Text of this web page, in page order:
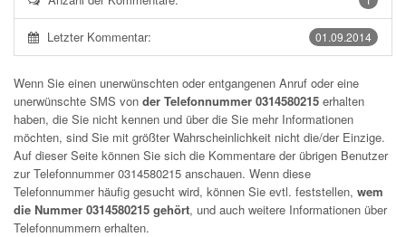
01.09.2014
Letzter Kommentar:
Wenn Sie einen unerwünschten oder entgangenen Anruf oder eine
unerwünschte SMS von der Telefonnummer 0314580215 erhalten
haben, die Sie nicht kennen und über die Sie mehr Informationen
möchten, sind Sie mit größter Wahrscheinlichkeit nicht die/der Einzige.
Auf dieser Seite können Sie sich die Kommentare der übrigen Benutzer
zur Telefonnummer0314580215 anschauen. Wenn diese
Telefonnummer häufig gesucht wird, können Sie evtl. feststellen, wem
die Nummer 0314580215 gehört, und auch weitere Informationen über
Telefonnummern erhalten.